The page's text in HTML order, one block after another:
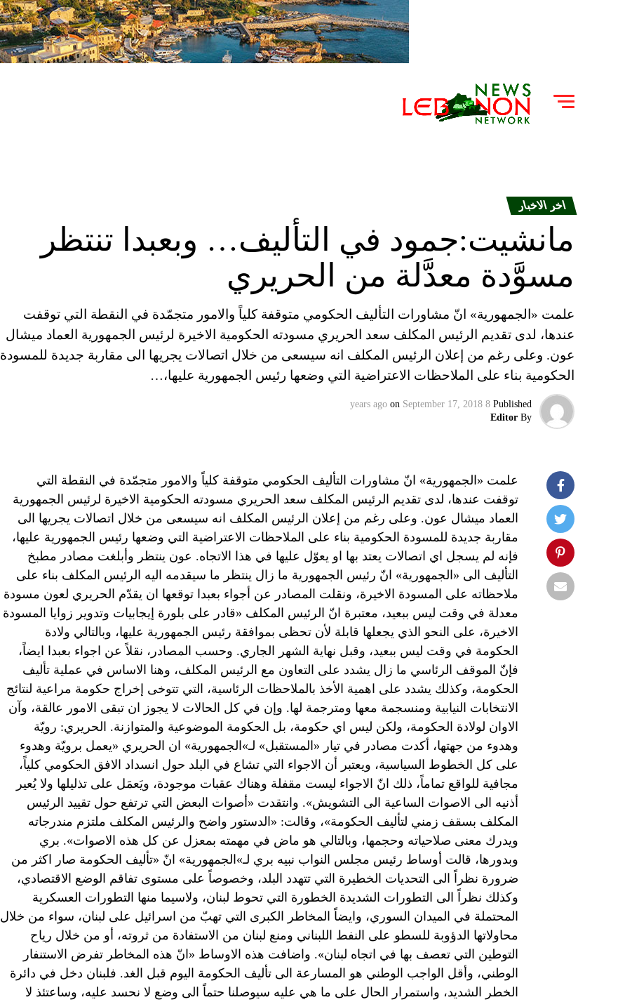
اخر الاخبار
مانشيت:جمود في التأليف… وبعبدا تنتظر
مسوَّدة معدَّلة من الحريري
علمت «الجمهورية» انّ مشاورات التأليف الحكومي متوقفة كلياً والامور متجمّدة في النقطة التي توقفت
عندها، لدى تقديم الرئيس المكلف سعد الحريري مسودته الحكومية الاخيرة لرئيس الجمهورية العماد ميشال
عون. وعلى رغم من إعلان الرئيس المكلف انه سيسعى من خلال اتصالات يجريها الى مقاربة جديدة للمسودة
الحكومية بناء على الملاحظات الاعتراضية التي وضعها رئيس الجمهورية عليها،…
Published
8 years ago
on September 17, 2018
By
Editor
علمت «الجمهورية» انّ مشاورات التأليف الحكومي متوقفة كلياً والامور متجمّدة في النقطة التي
توقفت عندها، لدى تقديم الرئيس المكلف سعد الحريري مسودته الحكومية الاخيرة لرئيس الجمهورية
العماد ميشال عون. وعلى رغم من إعلان الرئيس المكلف انه سيسعى من خلال اتصالات يجريها الى
مقاربة جديدة للمسودة الحكومية بناء على الملاحظات الاعتراضية التي وضعها رئيس الجمهورية عليها،
فإنه لم يسجل اي اتصالات يعتد بها او يعوّل عليها في هذا الاتجاه. عون ينتظر وأبلغت مصادر مطبخ
التأليف الى «الجمهورية» انّ رئيس الجمهورية ما زال ينتظر ما سيقدمه اليه الرئيس المكلف بناء على
ملاحظاته على المسودة الاخيرة، ونقلت المصادر عن أجواء بعبدا توقعها ان يقدّم الحريري لعون مسودة
معدلة في وقت ليس ببعيد، معتبرة انّ الرئيس المكلف «قادر على بلورة إيجابيات وتدوير زوايا المسودة
الاخيرة، على النحو الذي يجعلها قابلة لأن تحظى بموافقة رئيس الجمهورية عليها، وبالتالي ولادة
الحكومة في وقت ليس ببعيد، وقبل نهاية الشهر الجاري. وحسب المصادر، نقلاً عن اجواء بعبدا ايضاً،
فإنّ الموقف الرئاسي ما زال يشدد على التعاون مع الرئيس المكلف، وهنا الاساس في عملية تأليف
الحكومة، وكذلك يشدد على اهمية الأخذ بالملاحظات الرئاسية، التي تتوخى إخراج حكومة مراعية لنتائج
الانتخابات النيابية ومنسجمة معها ومترجمة لها. وإن في كل الحالات لا يجوز ان تبقى الامور عالقة، وآن
الاوان لولادة الحكومة، ولكن ليس اي حكومة، بل الحكومة الموضوعية والمتوازنة. الحريري: رويّة
وهدوء من جهتها، أكدت مصادر في تيار «المستقبل» لـ»الجمهورية» ان الحريري «يعمل برويّة وهدوء
على كل الخطوط السياسية، ويعتبر أن الاجواء التي تشاع في البلد حول انسداد الافق الحكومي كلياً،
مجافية للواقع تماماً، ذلك انّ الاجواء ليست مقفلة وهناك عقبات موجودة، ويَعمَل على تذليلها ولا يُعير
أذنيه الى الاصوات الساعية الى التشويش». وانتقدت «أصوات البعض التي ترتفع حول تقييد الرئيس
المكلف بسقف زمني لتأليف الحكومة»، وقالت: «الدستور واضح والرئيس المكلف ملتزم مندرجاته
ويدرك معنى صلاحياته وحجمها، وبالتالي هو ماض في مهمته بمعزل عن كل هذه الاصوات». بري
وبدورها، قالت أوساط رئيس مجلس النواب نبيه بري لـ»الجمهورية» انّ «تأليف الحكومة صار اكثر من
ضرورة نظراً الى التحديات الخطيرة التي تتهدد البلد، وخصوصاً على مستوى تفاقم الوضع الاقتصادي،
وكذلك نظراً الى التطورات الشديدة الخطورة التي تحوط لبنان، ولاسيما منها التطورات العسكرية
المحتملة في الميدان السوري، وايضاً المخاطر الكبرى التي تهبّ من اسرائيل على لبنان، سواء من خلال
محاولاتها الدؤوبة للسطو على النفط اللبناني ومنع لبنان من الاستفادة من ثروته، أو من خلال رياح
التوطين التي تعصف بها في اتجاه لبنان». واضافت هذه الاوساط «انّ هذه المخاطر تفرض الاستنفار
الوطني، وأقل الواجب الوطني هو المسارعة الى تأليف الحكومة اليوم قبل الغد. فلبنان دخل في دائرة
الخطر الشديد، واستمرار الحال على ما هي عليه سيوصلنا حتماً الى وضع لا نحسد عليه، وساعتئذ لا